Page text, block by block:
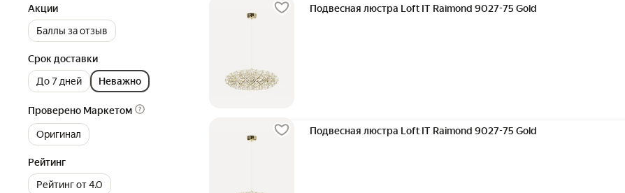
Акции
Баллы за отзыв
Срок доставки
До 7 дней
Неважно
Проверено Маркетом
Оригинал
Рейтинг
Рейтинг от 4.0
Подвесная люстра Loft IT Raimond 9027-75 Gold
Подвесная люстра Loft IT Raimond 9027-75 Gold